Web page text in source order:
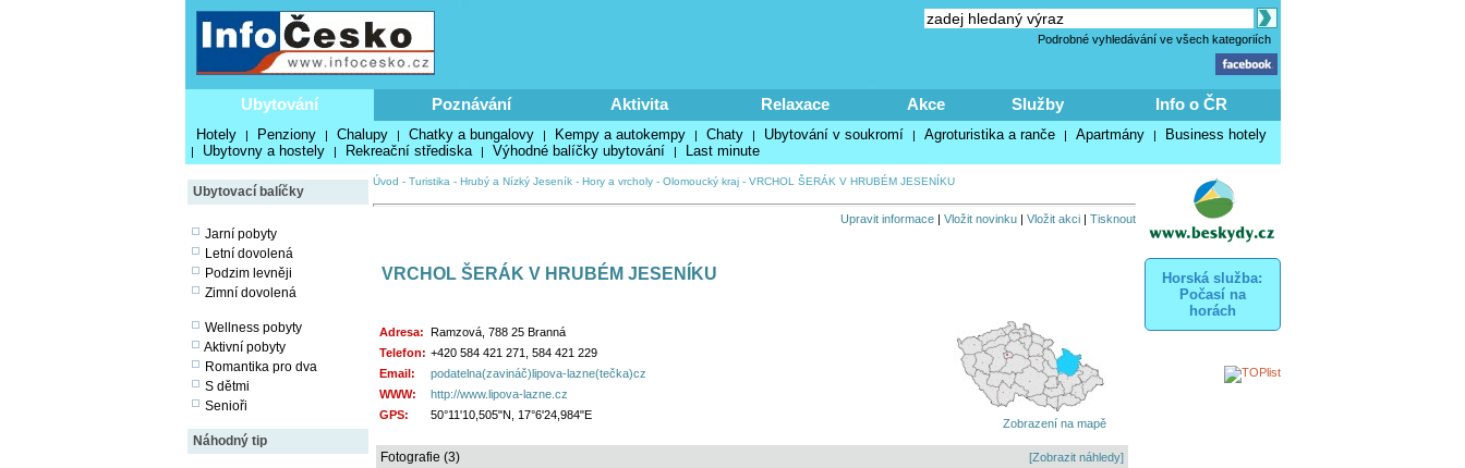
Podrobné vyhledávání ve všech kategoriích
Ubytování Poznávání Aktivita Relaxace Akce Služby Info o ČR
Hotely | Penziony | Chalupy | Chatky a bungalovy | Kempy a autokempy | Chaty | Ubytování v soukromí | Agroturistika a ranče | Apartmány | Business hotely
| Ubytovny a hostely | Rekreační střediska | Výhodné balíčky ubytování | Last minute
Ubytovací balíčky
Jarní pobyty
Letní dovolená
Podzim levněji
Zimní dovolená
Wellness pobyty
Aktivní pobyty
Romantika pro dva
S dětmi
Senioři
Náhodný tip
Úvod - Turistika - Hrubý a Nízký Jeseník- Hory a vrcholy- Olomoucký kraj- VRCHOL ŠERÁK V HRUBÉM JESENÍKU
Upravit informace| Vložit novinku| Vložit akci| Tisknout
VRCHOL ŠERÁK V HRUBÉM JESENÍKU
Adresa: Ramzová, 788 25 Branná
Telefon: +420 584 421 271, 584 421 229
Email:
podatelna(zavináč)lipova-lazne(tečka)cz
WWW:
http://www.lipova-lazne.cz
GPS:
50°11'10,505"N, 17°6'24,984"E
Zobrazení na mapě
Fotografie (3) [Zobrazit náhledy]
Horská služba:
Počasí na
horách